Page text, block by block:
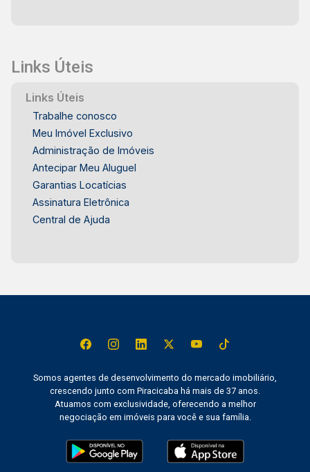
Links Úteis
Links Úteis
Trabalhe conosco
Meu Imóvel Exclusivo
Administração de Imóveis
Antecipar Meu Aluguel
Garantias Locatícias
Assinatura Eletrônica
Central de Ajuda
Somos agentes de desenvolvimento do mercado imobiliário,
crescendo junto com Piracicaba há mais de 37 anos.
Atuamos com exclusividade, oferecendo a melhor
negociação em imóveis para você e sua família.